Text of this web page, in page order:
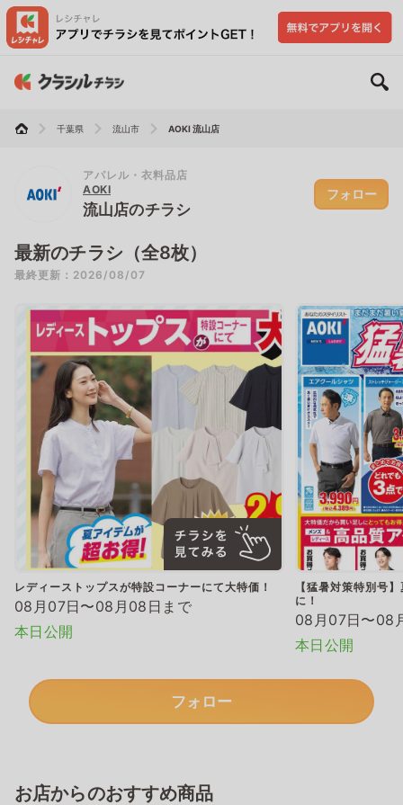
千葉県 流山市 AOKI 流山店
アパレル・衣料品店
AOKI
流山店のチラシ
フォロー
最新のチラシ（全8枚）
最終更新：2026/08/07
レディーストップスが特設コーナーにて大特価！
08月07日〜08月08日まで
本日公開
【猛暑対策特別号
に！
08月07日〜08
本日公開
フォロー
お店からのおすすめ商品